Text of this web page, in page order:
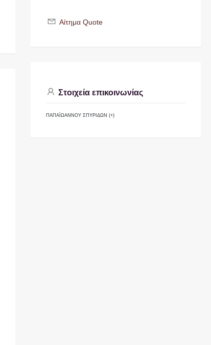
Αίτημα Quote
Στοιχεία επικοινωνίας
ΠΑΠΑΪΩΑΝΝΟΥ ΣΠΥΡΙΔΩΝ (+)